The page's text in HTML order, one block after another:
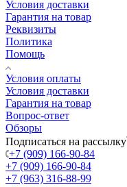
Условия доставки
Гарантия на товар
Реквизиты
Политика
Помощь
Условия оплаты
Условия доставки
Гарантия на товар
Вопрос-ответ
Обзоры
Подписаться на рассылку
+7 (909) 166-90-84
+7 (909) 166-90-84
+7 (963) 316-88-99